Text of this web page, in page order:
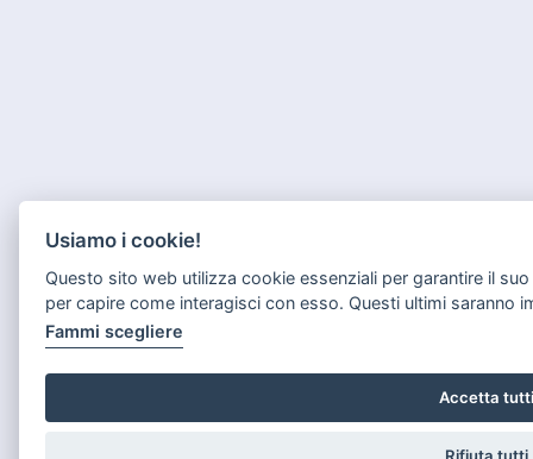
Usiamo i cookie!
Questo sito web utilizza cookie essenziali per garantire il
per capire come interagisci con esso. Questi ultimi saranno
Fammi scegliere
Accetta tutti